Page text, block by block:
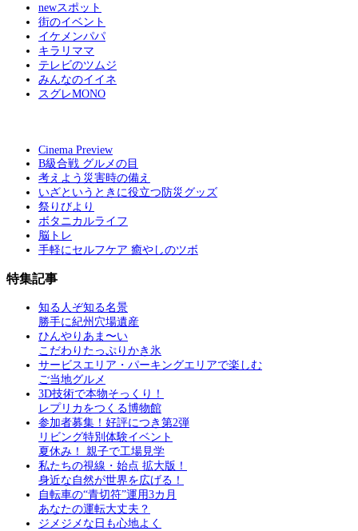
newスポット
街のイベント
イケメンパパ
キラリママ
テレビのツムジ
みんなのイイネ
スグレMONO
Cinema Preview
B級合戦 グルメの目
考えよう災害時の備え
いざというときに役立つ防災グッズ
祭りびより
ボタニカルライフ
脳トレ
手軽にセルフケア 癒やしのツボ
特集記事
知る人ぞ知る名景
勝手に紀州穴場遺産
ひんやりあま〜い
こだわりたっぷりかき氷
サービスエリア・パーキングエリアで楽しむ
ご当地グルメ
3D技術で本物そっくり！
レプリカをつくる博物館
参加者募集！好評につき第2弾
リビング特別体験イベント
夏休み！ 親子で工場見学
私たちの視線・始点 拡大版！
身近な自然が世界を広げる！
自転車の“青切符”運用3カ月
あなたの運転大丈夫？
ジメジメな日も心地よく